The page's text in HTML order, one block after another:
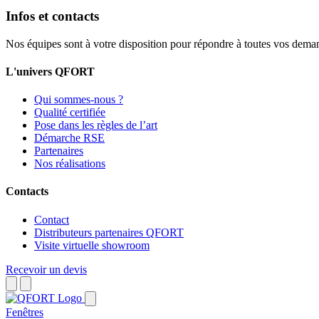
Infos et contacts
Nos équipes sont à votre disposition pour répondre à toutes vos
L'univers QFORT
Qui sommes-nous ?
Qualité certifiée
Pose dans les règles de l’art
Démarche RSE
Partenaires
Nos réalisations
Contacts
Contact
Distributeurs partenaires QFORT
Visite virtuelle showroom
Recevoir un devis
Fenêtres